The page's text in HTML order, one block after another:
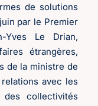
de solutions
par le Premier
Yves Le Drian,
étrangères,
de la ministre de
avec les
des collectivités